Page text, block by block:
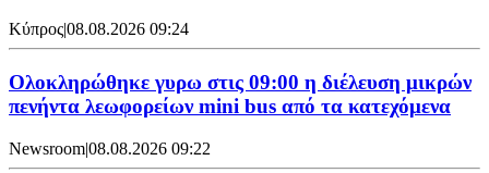
Κύπρος|08.08.2026 09:24
Ολοκληρώθηκε γυρω στις 09:00 η διέλευση μικρών
πενήντα λεωφορείων mini bus από τα κατεχόμενα
Newsroom|08.08.2026 09:22